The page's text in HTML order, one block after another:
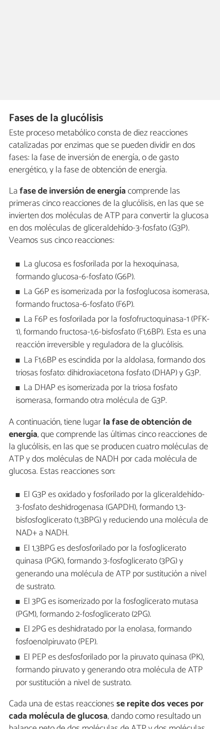
Fases de la glucólisis
Este proceso metabólico consta de diez reacciones
catalizadas por enzimas que se pueden dividir en dos
fases: la fase de inversión de energía, o de gasto
energético, y la fase de obtención de energía.
Lafase de inversión de energíacomprende las
primeras cinco reacciones de la glucólisis, en las que se
invierten dos moléculas de ATP para convertir la glucosa
en dos moléculas de gliceraldehído-3-fosfato (G3P).
Veamos sus cinco reacciones:
La glucosa es fosforilada por la hexoquinasa,
formando glucosa-6-fosfato (G6P).
La G6P es isomerizada por la fosfoglucosa isomerasa,
formando fructosa-6-fosfato (F6P).
La F6P es fosforilada por la fosfofructoquinasa-1 (PFK-
1), formando fructosa-1,6-bisfosfato (F1,6BP). Esta es una
reacción irreversible y reguladora de la glucólisis.
La F1,6BP es escindida por la aldolasa, formando dos
triosas fosfato: dihidroxiacetona fosfato (DHAP) y G3P.
La DHAP es isomerizada por la triosa fosfato
isomerasa, formando otra molécula de G3P.
A continuación, tiene lugarla fase de obtención de
energía, que comprende las últimas cinco reacciones de
la glucólisis, en las que se producen cuatro moléculas de
ATP y dos moléculas de NADH por cada molécula de
glucosa. Estas reacciones son:
El G3P es oxidado y fosforilado por la gliceraldehído-
3-fosfato deshidrogenasa (GAPDH), formando 1,3-
bisfosfoglicerato (1,3BPG) y reduciendo una molécula de
NAD+ a NADH.
El 1,3BPG es desfosforilado por la fosfoglicerato
quinasa (PGK), formando 3-fosfoglicerato (3PG) y
generando una molécula de ATP por sustitución a nivel
de sustrato.
El 3PG es isomerizado por la fosfoglicerato mutasa
(PGM), formando 2-fosfoglicerato (2PG).
El 2PG es deshidratado por la enolasa, formando
fosfoenolpiruvato (PEP).
El PEP es desfosforilado por la piruvato quinasa (PK),
formando piruvato y generando otra molécula de ATP
por sustitución a nivel de sustrato.
Cada una de estas reaccionesse repite dos veces por
cada molécula de glucosa, dando como resultado un